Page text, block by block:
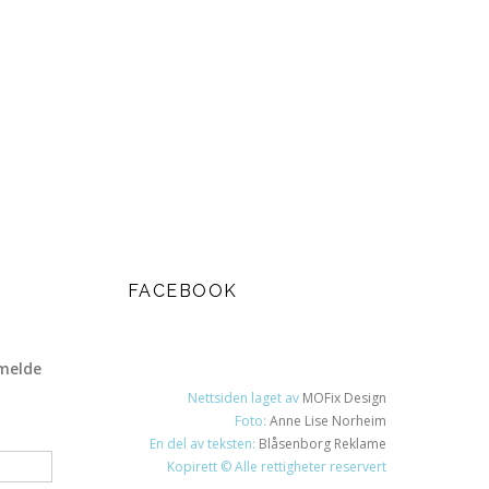
FACEBOOK
Nettsiden laget av MOFix Design
Foto: Anne Lise Norheim
En del av teksten: Blåsenborg Reklame
Kopirett © Alle rettigheter reservert